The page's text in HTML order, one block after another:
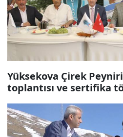
Yüksekova Çirek
toplantısı ve sertifika